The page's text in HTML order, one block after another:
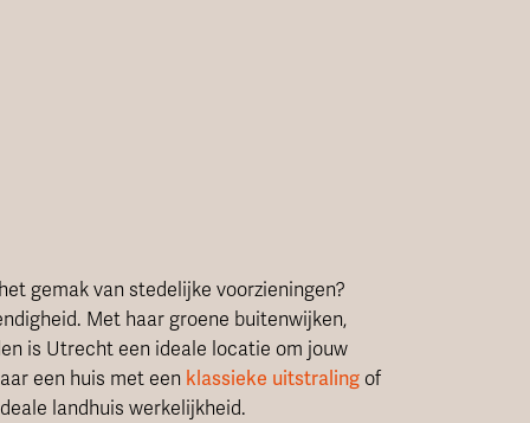
gemak van stedelijke voorzieningen?
Met haar groene buitenwijken,
is Utrecht een ideale locatie om jouw
een huis met een klassieke uitstralingof
landhuis werkelijkheid.